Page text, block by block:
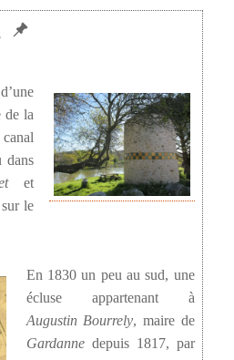
de la
dans
et
le
En 1830 un peu au sud, une
écluse appartenant à
Augustin Bourrely, maire de
Gardannedepuis 1817, par